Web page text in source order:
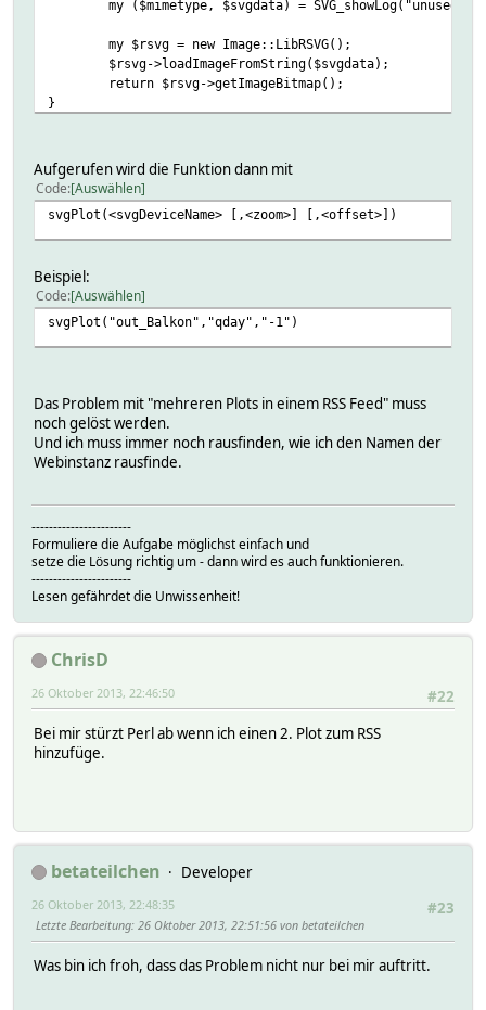
my ($mimetype, $svgdata) = SVG_showLog("unused");
my $rsvg = new Image::LibRSVG();
$rsvg->loadImageFromString($svgdata);
return $rsvg->getImageBitmap();
}
Aufgerufen wird die Funktion dann mit
Code Auswählen
svgPlot(<svgDeviceName> [,<zoom>] [,<offset>])
Beispiel:
Code Auswählen
svgPlot("out_Balkon","qday","-1")
Das Problem mit "mehreren Plots in einem RSS Feed" muss
noch gelöst werden.
Und ich muss immer noch rausfinden, wie ich den Namen der
Webinstanz rausfinde.
-----------------------
Formuliere die Aufgabe möglichst einfach und
setze die Lösung richtig um - dann wird es auch funktionieren.
-----------------------
Lesen gefährdet die Unwissenheit!
ChrisD
#22
26 Oktober 2013, 22:46:50
Bei mir stürzt Perl ab wenn ich einen 2. Plot zum RSS
hinzufüge.
betateilchen
Developer
#23
26 Oktober 2013, 22:48:35
Letzte Bearbeitung: 26 Oktober 2013, 22:51:56 von betateilchen
Was bin ich froh, dass das Problem nicht nur bei mir auftritt.